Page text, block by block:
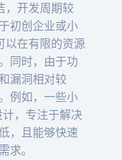
，开发周期较
初创企业或小
以在有限的资源
同时，由于功
漏洞相对较
例如，一些小
，专注于解决
，且能够快速
求。